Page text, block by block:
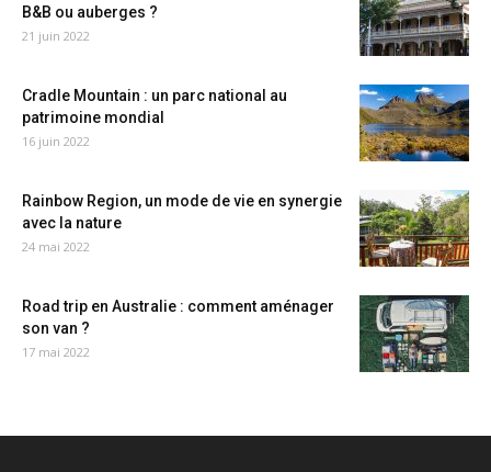
B&B ou auberges ?
21 juin 2022
Cradle Mountain : un parc national au
patrimoine mondial
16 juin 2022
Rainbow Region, un mode de vie en synergie
avec la nature
24 mai 2022
Road trip en Australie : comment aménager
son van ?
17 mai 2022